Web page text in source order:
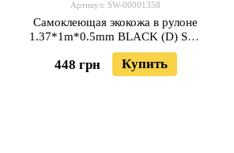
Артикул: SW-00001358
Самоклеющая экокожа в рулоне
1.37*1m*0.5mm BLACK (D) SW-
00001358
448 грн Купить